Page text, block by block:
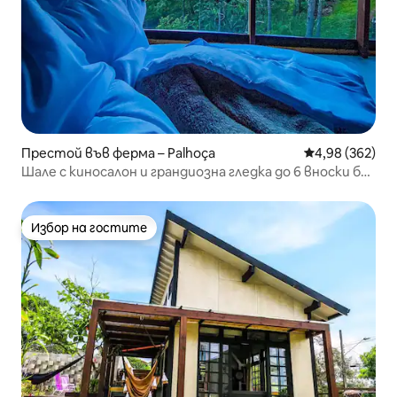
Престой във ферма – Palhoça Средна
4,98 (362)
Шале с киносалон и грандиозна гледка до 6 вноски без
Избор на гостите
Избор на гостите